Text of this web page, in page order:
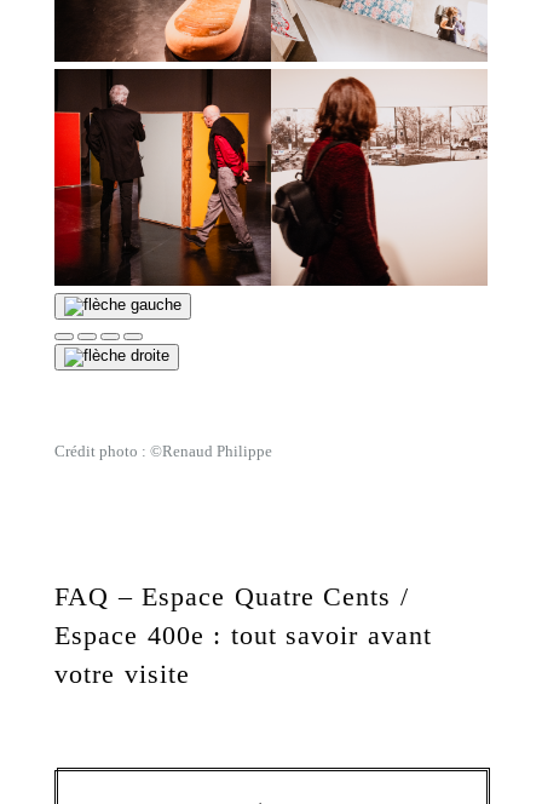
Crédit photo : ©Renaud Philippe
FAQ – Espace Quatre Cents /
Espace 400e : tout savoir avant
votre visite